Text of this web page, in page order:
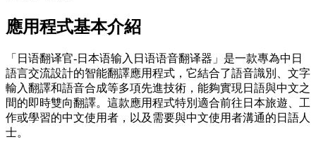
應用程式基本介紹
「日语翻译官-日本语输入日语语音翻译器」是一款專為中日
語言交流設計的智能翻譯應用程式，它結合了語音識別、文字
輸入翻譯和語音合成等多項先進技術，能夠實現日語與中文之
間的即時雙向翻譯。這款應用程式特別適合前往日本旅遊、工
作或學習的中文使用者，以及需要與中文使用者溝通的日語人
士。